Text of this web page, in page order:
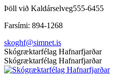
Skip
content
Þöll við Kaldárselveg555-6455
Farsími: 894-1268
skoghf@simnet.is
Facebook
page
opens
Skógræktarfélag Hafnarfjarðar
Skógræktarfélag Hafnarfjarðar